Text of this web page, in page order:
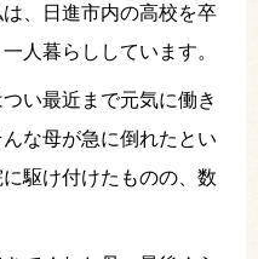
、日進市内の高校を卒
人暮らししています。
い最近まで元気に働き
な母が急に倒れたとい
駆け付けたものの、数